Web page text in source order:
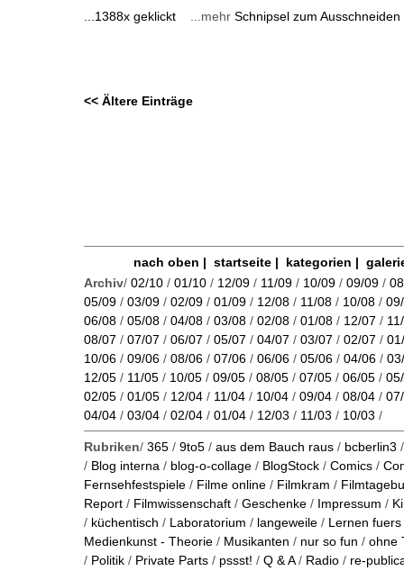
...1388x geklickt ...mehr Schnipsel zum
<< Ältere Einträge
nach oben | startseite| kategorien |
Archiv/ 02/10 / 01/10 / 12/09 / 11/09 / 10/09 / 09/09 /
05/09 / 03/09 / 02/09 / 01/09 / 12/08 / 11/08 / 10/08 /
06/08 / 05/08 / 04/08 / 03/08 / 02/08 / 01/08 / 12/07 /
08/07 / 07/07 / 06/07 / 05/07 / 04/07 / 03/07 / 02/07 /
10/06 / 09/06 / 08/06 / 07/06 / 06/06 / 05/06 / 04/06 /
12/05 / 11/05 / 10/05 / 09/05 / 08/05 / 07/05 / 06/05 /
02/05 / 01/05 / 12/04 / 11/04 / 10/04 / 09/04 / 08/04 /
04/04 / 03/04 / 02/04 / 01/04 / 12/03 / 11/03 / 10/03 /
Rubriken/ 365 / 9to5 / aus dem Bauch raus / bcberlin3
/ Blog interna / blog-o-collage / BlogStock / Comics /
Fernsehfestspiele / Filme online / Filmkram /
Report / Filmwissenschaft / Geschenke / Impressum /
/ küchentisch / Laboratorium / langeweile / Lernen
Medienkunst - Theorie / Musikanten / nur so fun / ohne
/ Politik / Private Parts / pssst! / Q & A/ Radio / re-